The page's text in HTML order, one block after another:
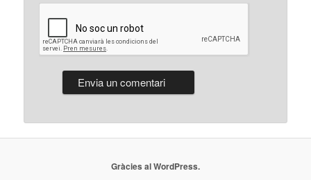
Gràcies al WordPress.